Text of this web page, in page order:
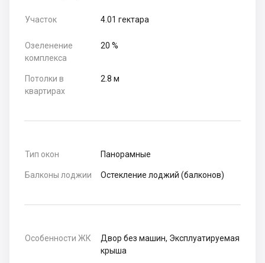
Участок 4.01 гектара
Озеленение
комплекса
20 %
Потолки в
квартирах
2.8 м
Тип окон Панорамные
Балконы лоджии Остекление лоджий (балконов)
Особенности ЖК
Двор без машин, Эксплуатируемая
крыша